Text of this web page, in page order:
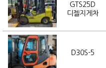
GTS25D
디젤지게차
D30S-5